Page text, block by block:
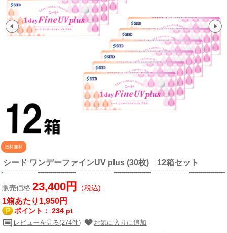
送料無料
シード ワンデーファインUV plus (30枚) 12箱セット
販売価格23,400円 （税込)
1箱あたり1,950円
ポイント：234 pt
レビューを見る(274件) お気に入りに追加